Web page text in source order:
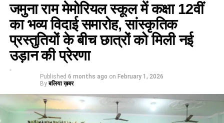
जमुना राम मेमोरियल स्कूल में कक्षा 12वीं
का भव्य विदाई समारोह, सांस्कृतिक
प्रस्तुतियों के बीच छात्रों को मिली नई
उड़ान की प्रेरणा
Published 6 months ago on February 1, 2026
By बलिया ख़बर